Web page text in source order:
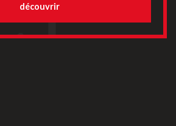
découvrir